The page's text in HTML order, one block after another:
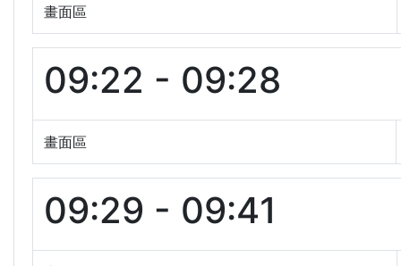
畫面區
09:22 - 09:28
畫面區
09:29 - 09:41